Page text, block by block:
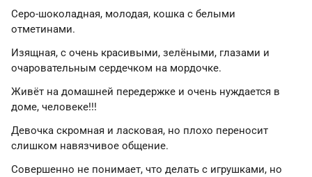
Серо-шоколадная, молодая, кошка с белыми
отметинами.
Изящная, с очень красивыми, зелёными, глазами и
очаровательным сердечком на мордочке.
Живёт на домашней передержке и очень нуждается в
доме, человеке!!!
Девочка скромная и ласковая, но плохо переносит
слишком навязчивое общение.
Совершенно не понимает, что делать с игрушками, но